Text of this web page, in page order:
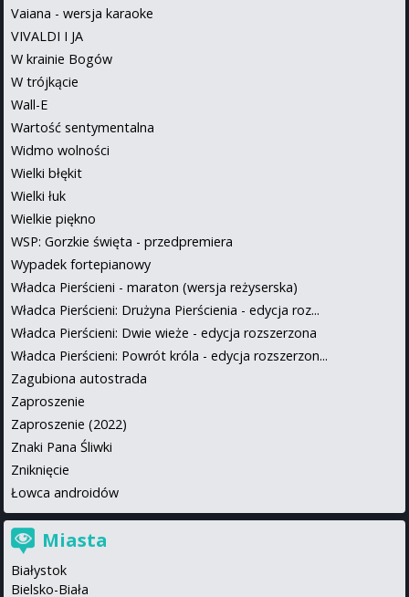
Vaiana - wersja karaoke
VIVALDI I JA
W krainie Bogów
W trójkącie
Wall-E
Wartość sentymentalna
Widmo wolności
Wielki błękit
Wielki łuk
Wielkie piękno
WSP: Gorzkie święta - przedpremiera
Wypadek fortepianowy
Władca Pierścieni - maraton (wersja reżyserska)
Władca Pierścieni: Drużyna Pierścienia - edycja roz...
Władca Pierścieni: Dwie wieże - edycja rozszerzona
Władca Pierścieni: Powrót króla - edycja rozszerzon...
Zagubiona autostrada
Zaproszenie
Zaproszenie (2022)
Znaki Pana Śliwki
Zniknięcie
Łowca androidów
Miasta
Białystok
Bielsko-Biała